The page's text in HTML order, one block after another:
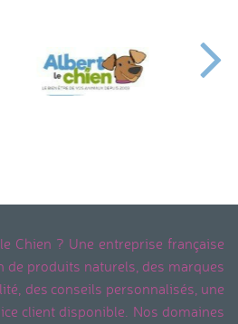
Chien ? Une entreprise française
de produits naturels, des marques
des conseils personnalisés, une
client disponible. Nos domaines